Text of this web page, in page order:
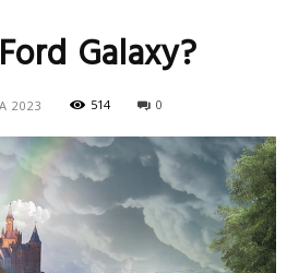
Galaxy?
2023 514 0